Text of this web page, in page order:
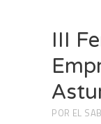
III
POR EL